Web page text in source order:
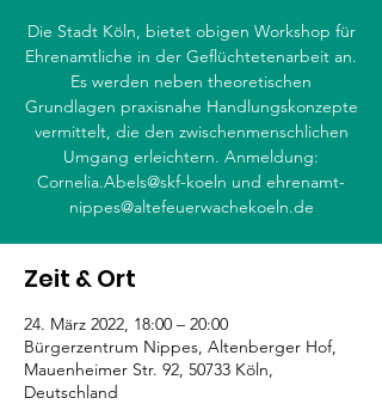
Die Stadt Köln, bietet obigen Workshop für
Ehrenamtliche in der Geflüchtetenarbeit an.
Es werden neben theoretischen
Grundlagen praxisnahe Handlungskonzepte
vermittelt, die den zwischenmenschlichen
Umgang erleichtern. Anmeldung:
Cornelia.Abels@skf-koeln und ehrenamt-
nippes@altefeuerwachekoeln.de
Zeit & Ort
24. März 2022, 18:00 – 20:00
Bürgerzentrum Nippes, Altenberger Hof,
Mauenheimer Str. 92, 50733 Köln,
Deutschland